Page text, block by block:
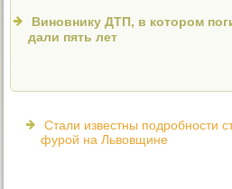
Виновнику ДТП, в котором
дали пять лет
Стали известны подробности
фурой на Львовщине